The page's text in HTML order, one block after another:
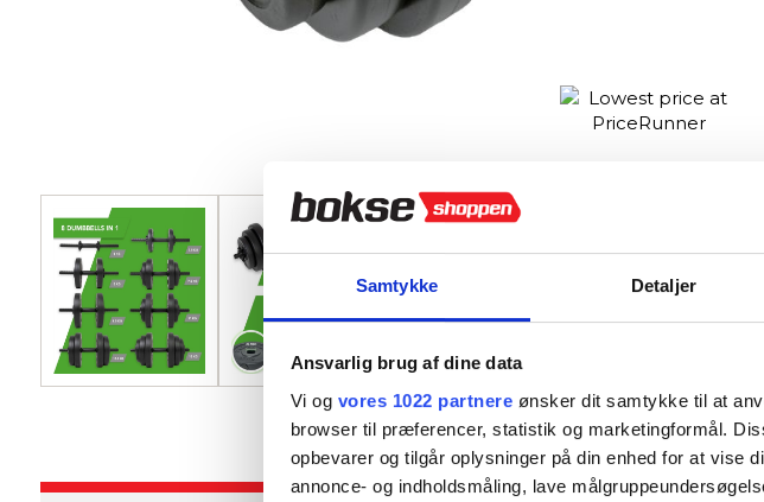
Samtykke Detaljer
Ansvarlig brug af dine data
Vi og vores 1022 partnere ønsker dit samtykke til at
browser til præferencer, statistik og marketingformål.
opbevarer og tilgår oplysninger på din enhed for at vise
annonce- og indholdsmåling, lave